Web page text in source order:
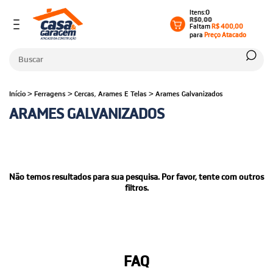
0
R$0,00
FaltamR$ 400,00
paraPreço Atacado
Início > Ferragens > Cercas, Arames E Telas > Arames Galvanizados
ARAMES GALVANIZADOS
Não temos resultados para sua pesquisa. Por favor, tente com outros
filtros.
FAQ